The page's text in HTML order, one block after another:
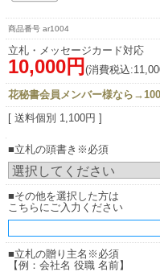
ar1004
立札・メッセージカード対応
10,000円 (消費税込
花秘書会員メンバー様なら
[ 送料個別 1,100円 ]
■立札の頭書き※必須
■その他を選択した方は
こちらにご入力ください
■立札の贈り主名※必須
【例：会社名 役職 名前】